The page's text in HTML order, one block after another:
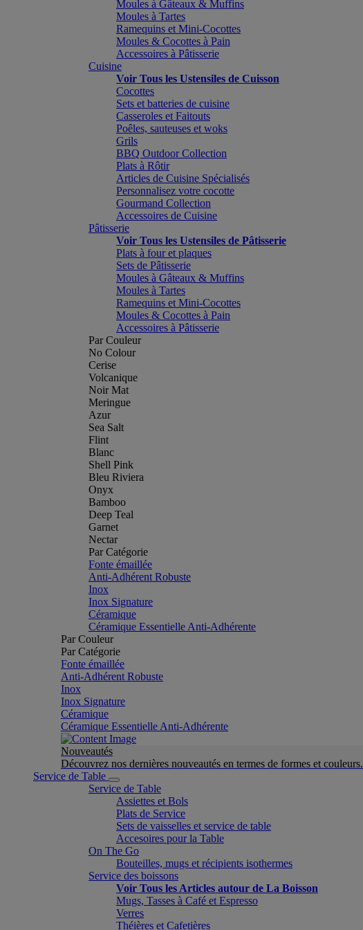
Moules à Gâteaux & Muffins
Moules à Tartes
Ramequins et Mini-Cocottes
Moules & Cocottes à Pain
Accessoires à Pâtisserie
Cuisine
Voir Tous les Ustensiles de Cuisson
Cocottes
Sets et batteries de cuisine
Casseroles et Faitouts
Poêles, sauteuses et woks
Grils
BBQ Outdoor Collection
Plats à Rôtir
Articles de Cuisine Spécialisés
Personnalisez votre cocotte
Gourmand Collection
Accessoires de Cuisine
Pâtisserie
Voir Tous les Ustensiles de Pâtisserie
Plats à four et plaques
Sets de Pâtisserie
Moules à Gâteaux & Muffins
Moules à Tartes
Ramequins et Mini-Cocottes
Moules & Cocottes à Pain
Accessoires à Pâtisserie
Par Couleur
No Colour
Cerise
Volcanique
Noir Mat
Meringue
Azur
Sea Salt
Flint
Blanc
Shell Pink
Bleu Riviera
Onyx
Bamboo
Deep Teal
Garnet
Nectar
Par Catégorie
Fonte émaillée
Anti-Adhérent Robuste
Inox
Inox Signature
Céramique
Céramique Essentielle Anti-Adhérente
Par Couleur
Par Catégorie
Fonte émaillée
Anti-Adhérent Robuste
Inox
Inox Signature
Céramique
Céramique Essentielle Anti-Adhérente
Nouveautés
Découvrez nos dernières nouveautés en termes de formes et couleurs.
Service de Table
Service de Table
Assiettes et Bols
Plats de Service
Sets de vaisselles et service de table
Accesoires pour la Table
On The Go
Bouteilles, mugs et récipients isothermes
Service des boissons
Voir Tous les Articles autour de La Boisson
Mugs, Tasses à Café et Espresso
Verres
Théières et Cafetières